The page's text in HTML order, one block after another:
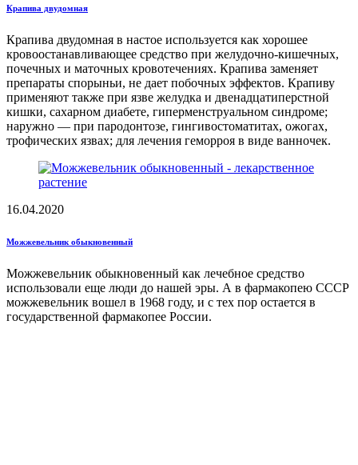
Крапива двудомная
Крапива двудомная в настое используется как хорошее
кровоостанавливающее средство при желудочно-кишечных,
почечных и маточных кровотечениях. Крапива заменяет
препараты спорыньи, не дает побочных эффектов. Крапиву
применяют также при язве желудка и двенадцатиперстной
кишки, сахарном диабете, гиперменструальном синдроме;
наружно — при пародонтозе, гингивостоматитах, ожогах,
трофических язвах; для лечения геморроя в виде ванночек.
16.04.2020
Можжевельник обыкновенный
Можжевельник обыкновенный как лечебное средство
использовали еще люди до нашей эры. А в фармакопею СССР
можжевельник вошел в 1968 году, и с тех пор остается в
государственной фармакопее России.